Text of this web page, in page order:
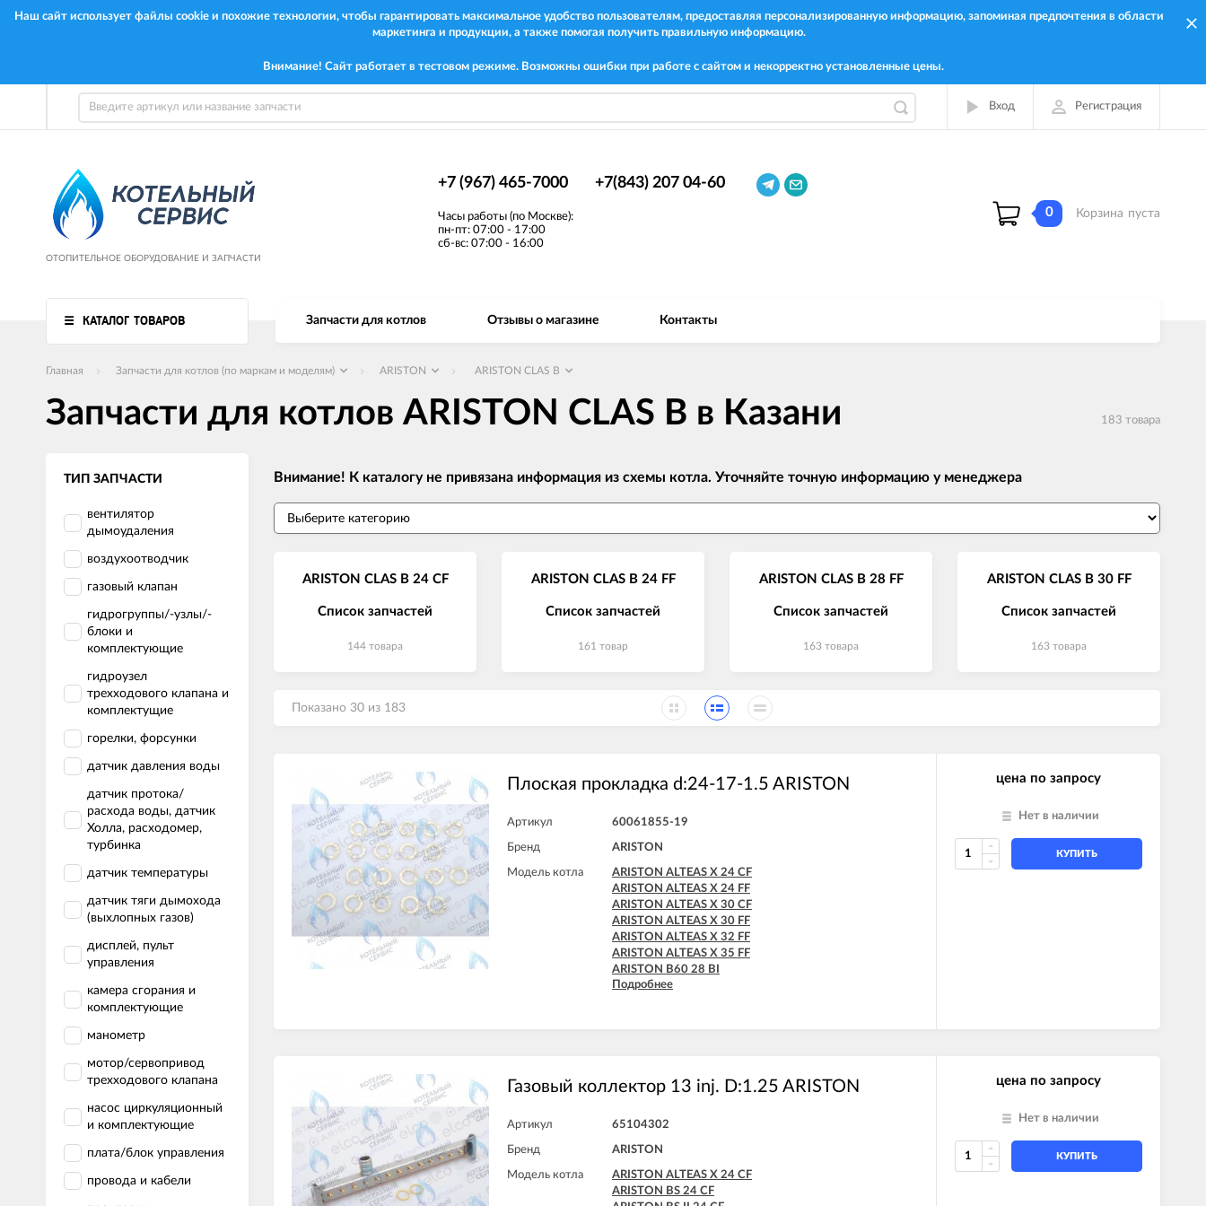
Наш сайт использует файлы cookie и похожие технологии, чтобы гарантировать максимальное удобство пользователям, предоставляя персонализированную информацию, запоминая предпочтения в области
маркетинга и продукции, а также помогая получить правильную информацию.
Внимание! Сайт работает в тестовом режиме. Возможны ошибки при работе с сайтом и некорректно установленные цены.
Вход Регистрация
ОТОПИТЕЛЬНОЕ ОБОРУДОВАНИЕ И ЗАПЧАСТИ
+7 (967) 465-7000 +7(843) 207 04-60
Часы работы (по Москве):
пн-пт: 07:00 - 17:00
сб-вс: 07:00 - 16:00
0 Корзина пуста
КАТАЛОГ ТОВАРОВ Запчасти для котлов Отзывы о магазине Контакты
Главная Запчасти для котлов (по маркам и моделям) ARISTON ARISTON CLAS B
Запчасти для котлов ARISTON CLAS B в Казани 183 товара
ТИП ЗАПЧАСТИ
вентилятор
дымоудаления
воздухоотводчик
газовый клапан
гидрогруппы/-узлы/-
блоки и
комплектующие
гидроузел
трехходового клапана и
комплектущие
горелки, форсунки
датчик давления воды
датчик протока/
расхода воды, датчик
Холла, расходомер,
турбинка
датчик температуры
датчик тяги дымохода
(выхлопных газов)
дисплей, пульт
управления
камера сгорания и
комплектующие
манометр
мотор/сервопривод
трехходового клапана
насос циркуляционный
и комплектующие
плата/блок управления
провода и кабели
Внимание! К каталогу не привязана информация из схемы котла. Уточняйте точную информацию у менеджера
ARISTON CLAS B 24 CF
Список запчастей
144 товара
ARISTON CLAS B 24 FF
Список запчастей
161 товар
ARISTON CLAS B 28 FF
Список запчастей
163 товара
ARISTON CLAS B 30 FF
Список запчастей
163 товара
Показано 30 из 183
Плоская прокладка d:24-17-1.5 ARISTON
Артикул 60061855-19
Бренд ARISTON
Модель котла
ARISTON ALTEAS X 24 CF
ARISTON ALTEAS X 24 FF
ARISTON ALTEAS X 30 CF
ARISTON ALTEAS X 30 FF
ARISTON ALTEAS X 32 FF
ARISTON ALTEAS X 35 FF
ARISTON B60 28 BI
ARISTON B60 30 BFFI
ARISTON CARES X 15 FF
ARISTON CARES X 18 FF
ARISTON CARES X 24 FF
ARISTON CARES X SYSTEM 24 CF
ARISTON CLAS B 24 CF
ARISTON CLAS B 24 FF
Подробнее
цена по запросу
Нет в наличии
КУПИТЬ
Газовый коллектор 13 inj. D:1.25 ARISTON
Артикул 65104302
Бренд ARISTON
Модель котла
ARISTON ALTEAS X 24 CF
ARISTON BS 24 CF
цена по запросу
Нет в наличии
КУПИТЬ